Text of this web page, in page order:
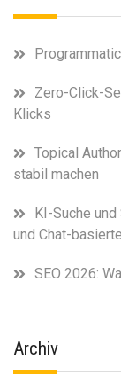
Zero-Click-
Klicks
Topical
stabil machen
KI-Suche
und Chat-
SEO 2026:
Archiv